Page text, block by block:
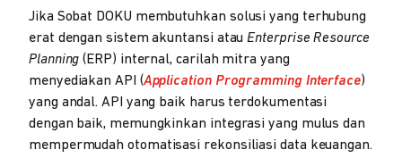
Jika Sobat DOKU membutuhkan solusi yang terhubung
erat dengan sistem akuntansi atauEnterprise Resource
Planning (ERP) internal, carilah mitra yang
menyediakan API (Application Programming Interface)
yang andal. API yang baik harus terdokumentasi
dengan baik, memungkinkan integrasi yang mulus dan
mempermudah otomatisasi rekonsiliasi data keuangan.